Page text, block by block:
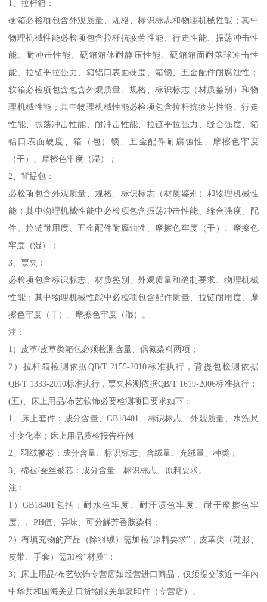
1、拉杆箱：
硬箱必检项包含外观质量、规格、标识标志和物理机械性能；其中
物理机械性能必检项包含拉杆抗疲劳性能、行走性能、振荡冲击性
能、耐冲击性能、硬箱箱体耐静压性能、硬箱箱面耐落球冲击性
能、拉链平拉强力、箱铝口表面硬度、箱锁、五金配件耐腐蚀性；
软箱必检项包含包含外观质量、规格、标识标志（材质鉴别）和物
理机械性能；其中物理机械性能必检项包含拉杆抗疲劳性能、行走
性能、振荡冲击性能、耐冲击性能、拉链平拉强力、缝合强度、箱
铝口表面硬度、箱（包）锁、五金配件耐腐蚀性、摩擦色牢度
（干）、摩擦色牢度（湿）；
2、背提包：
必检项包含外观质量、规格、标识标志（材质鉴别）和物理机械性
能；其中物理机械性能中必检项包含振荡冲击性能、缝合强度、配
件、拉链耐用度、五金配件耐腐蚀性、摩擦色牢度（干）、摩擦色
牢度（湿）；
3、票夹：
必检项包含标识标志、材质鉴别、外观质量和缝制要求、物理机械
性能；其中物理机械性能中必检项包含配件质量、拉链耐用度、摩
擦色牢度（干）、摩擦色牢度（湿）。
注：
1）皮革/皮草类箱包必须检测含量、偶氮染料两项；
2）拉杆箱检测依据QB/T 2155-2010标准执行，背提包检测依据
QB/T 1333-2010标准执行，票夹检测依据QB/T 1619-2006标准执行；
(五)、床上用品/布艺软饰必要检测项目要求如下：
1、床上套件：成分含量、GB18401、标识标志、外观质量、水洗尺
寸变化率；床上用品质检报告样例
2、羽绒被芯：成分含量、标识标志、含绒量、充绒量、种类；
3、棉被/蚕丝被芯：成分含量、标识标志、原料要求。
注：
1）GB18401包括：耐水色牢度、耐汗渍色牢度、耐干摩擦色牢
度、、PH值、异味、可分解芳香胺染料；
2）有填充物的产品（除羽绒）需加检“原料要求”，皮革类（鞋服、
皮带、手套）需加检“材质”；
3）床上用品/布艺软饰专营店如经营进口商品，仅须提交该近一年内
中华共和国海关进口货物报关单复印件（专营店）。